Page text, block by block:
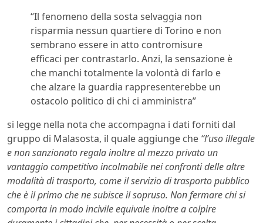
“Il fenomeno della sosta selvaggia non
risparmia nessun quartiere di Torino e non
sembrano essere in atto contromisure
efficaci per contrastarlo. Anzi, la sensazione è
che manchi totalmente la volontà di farlo e
che alzare la guardia rappresenterebbe un
ostacolo politico di chi ci amministra”
si legge nella nota che accompagna i dati forniti dal
gruppo di Malasosta, il quale aggiunge che “l’uso illegale
e non sanzionato regala inoltre al mezzo privato un
vantaggio competitivo incolmabile nei confronti delle altre
modalità di trasporto, come il servizio di trasporto pubblico
che è il primo che ne subisce il sopruso. Non fermare chi si
comporta in modo incivile equivale inoltre a colpire